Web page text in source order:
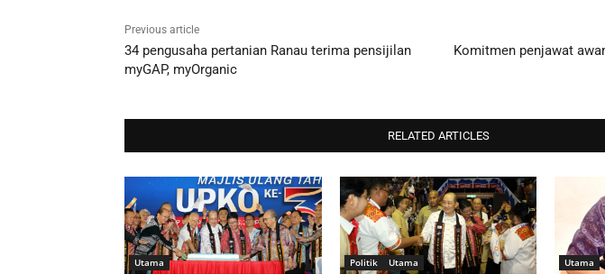
Previous article
34 pengusaha pertanian Ranau terima pensijilan
myGAP, myOrganic
Komitmen penjawat
RELATED ARTICLES
Utama Politik Utama Utama